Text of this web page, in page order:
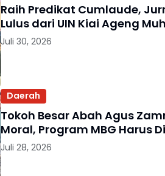
Raih Predikat Cumlaude,
Lulus dari UIN Kiai Ageng
Juli 30, 2026
Daerah
Tokoh Besar Abah Agus
Moral, Program MBG Harus
Juli 28, 2026